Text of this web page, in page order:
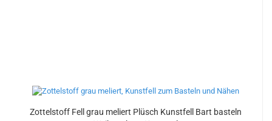
Zottelstoff Fell grau meliert Plüsch Kunstfell Bart basteln